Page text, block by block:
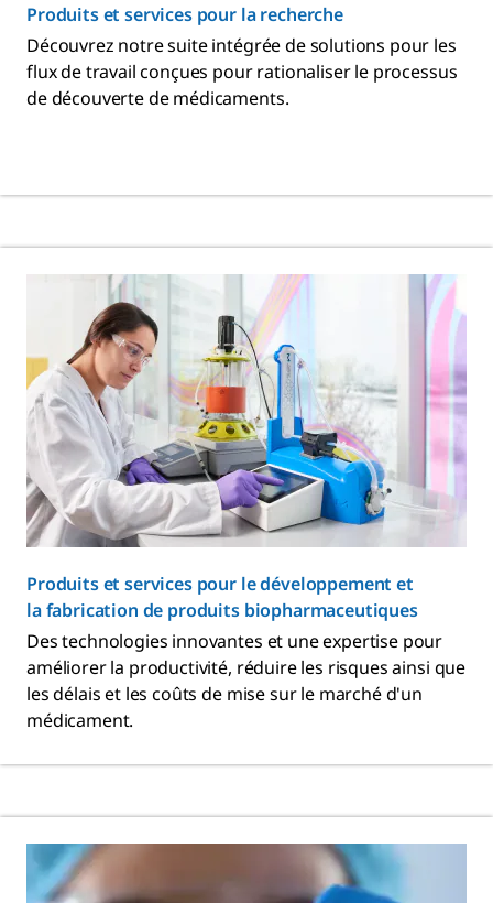
Produits et services pour la recherche
Découvrez notre suite intégrée de solutions pour les
flux de travail conçues pour rationaliser le processus
de découverte de médicaments.
Produits et services pour le développement et
la fabrication de produits biopharmaceutiques
Des technologies innovantes et une expertise pour
améliorer la productivité, réduire les risques ainsi que
les délais et les coûts de mise sur le marché d'un
médicament.